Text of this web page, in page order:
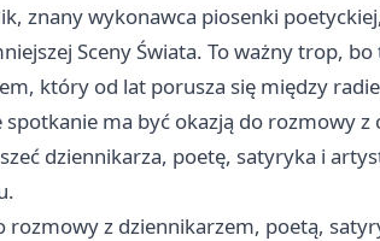
znany wykonawca piosenki
Sceny Świata. To ważny trop,
który od lat porusza się między
ma być okazją do rozmowy z
dziennikarza, poetę, satyryka i
rozmowy z dziennikarzem, poetą,